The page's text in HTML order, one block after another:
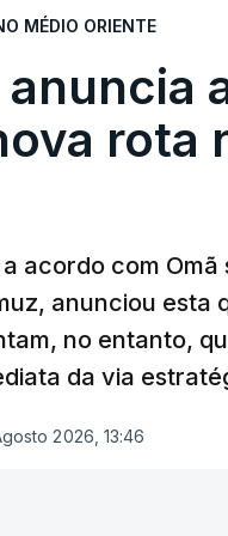
reduzida,esta
Permite, desta
do Conselho
de Estabilização”.
um dos muitos
MÉDIO ORIENTE
anuncia
rota
acordo com
anunciou esta
no entanto,
da via
2026, 13:46